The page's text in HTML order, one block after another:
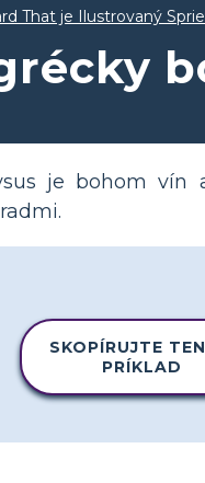
That je Ilustrovaný
je bohom vín
SKOPÍRUJTE
PRÍKLAD